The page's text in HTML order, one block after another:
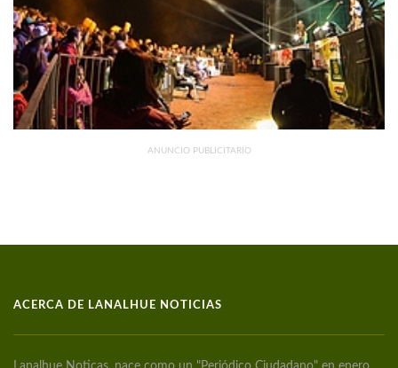
ANUNCIO PUBLICITARIO
ACERCA DE LANALHUE NOTICIAS